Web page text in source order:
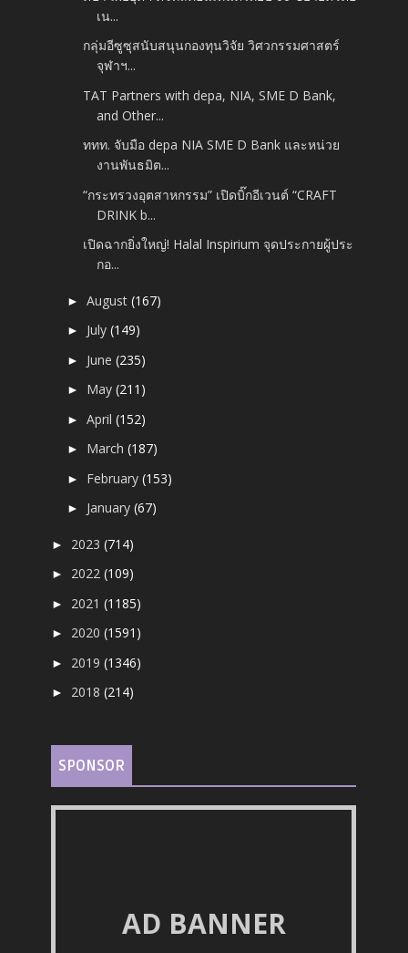
เน...
กลุ่มอีซูซุสนับสนุนกองทุนวิจัย วิศวกรรมศาสตร์
จุฬาฯ...
TAT Partners with depa, NIA, SME D Bank,
and Other...
ททท. จับมือ depa NIA SME D Bank และหน่วย
งานพันธมิต...
“กระทรวงอุตสาหกรรม” เปิดบิ๊กอีเวนต์ “CRAFT
DRINK b...
เปิดฉากยิ่งใหญ่! Halal Inspirium จุดประกายผู้ประ
กอ...
►August(167)
► July(149)
► June(235)
► May(211)
►April(152)
► March(187)
► February(153)
► January(67)
► 2023(714)
► 2022(109)
► 2021(1185)
► 2020(1591)
► 2019(1346)
► 2018(214)
SPONSOR
AD BANNER